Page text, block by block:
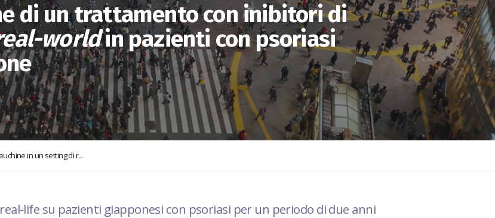
di un trattamento con inibitori di
worldin pazienti con psoriasi
in un setting di r...
life su pazienti giapponesi con psoriasi per un periodo di due anni